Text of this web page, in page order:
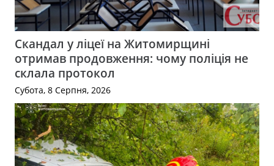
Скандал у ліцеї на Житомирщині
отримав продовження: чому поліція не
склала протокол
Субота, 8 Серпня, 2026